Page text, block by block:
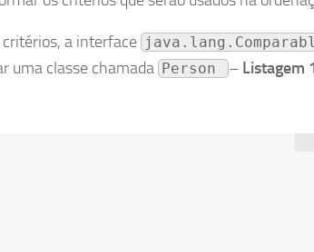
a interface
uma classe chamada Person – Listagem